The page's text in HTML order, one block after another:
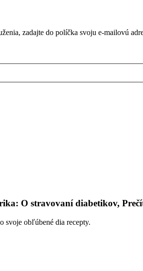
zadajte do políčka svoju e-mailovú
O stravovaní diabetikov,
svoje obľúbené dia recepty.